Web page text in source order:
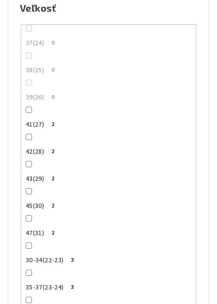
Veľkosť
37(24) 0
38(25) 0
39(26) 0
41(27) 2
42(28) 2
43(29) 2
45(30) 2
47(31) 2
30-34(22-23) 3
35-37(23-24) 3